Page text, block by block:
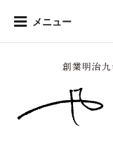
メニュー